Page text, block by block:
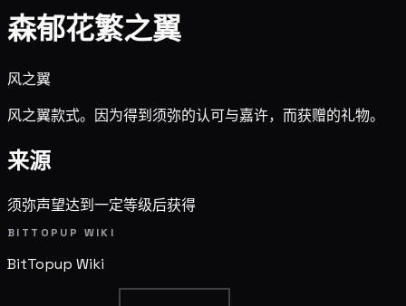
森郁花繁之翼
风之翼
风之翼款式。因为得到须弥的认可与嘉许，而获赠的礼物。
来源
须弥声望达到一定等级后获得
BITTOPUP WIKI
BitTopup Wiki